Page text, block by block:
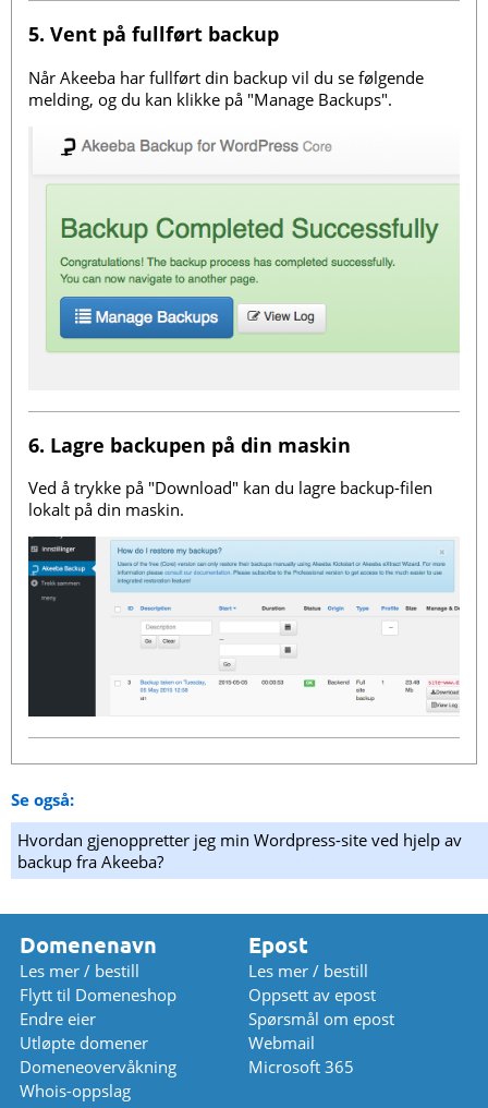
5. Vent på fullført backup
Når Akeeba har fullført din backup vil du se følgende
melding, og du kan klikke på "Manage Backups".
6. Lagre backupen på din maskin
Ved å trykke på "Download" kan du lagre backup-filen
lokalt på din maskin.
Se også:
Hvordan gjenoppretter jeg min Wordpress-site ved hjelp av
backup fra Akeeba?
Domenenavn
Les mer / bestill
Flytt til Domeneshop
Endre eier
Utløpte domener
Domeneovervåkning
Whois-oppslag
Epost
Les mer / bestill
Oppsett av epost
Spørsmål om epost
Webmail
Microsoft 365